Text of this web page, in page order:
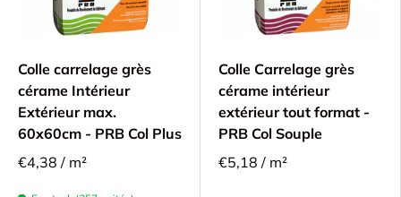
Colle carrelage grès
cérame Intérieur
Extérieur max.
60x60cm - PRB Col Plus
€4,38 / m²
Colle Carrelage grès
cérame intérieur
extérieur tout format -
PRB Col Souple
€5,18 / m²